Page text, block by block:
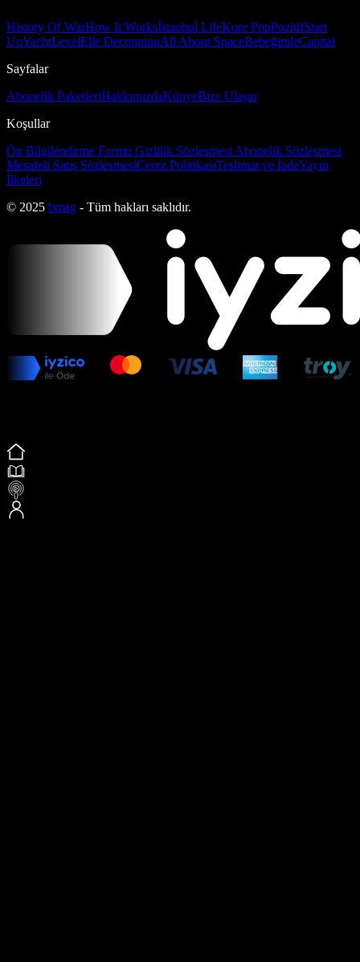
History Of WarHow It Worksİstanbul LifeKore PopPozitifStart
UpYachtLevelElle DecorationAll About SpaceBebeğimleCapital
Sayfalar
Abonelik PaketleriHakkımızdaKünyeBize Ulaşın
Koşullar
Ön Bilgilendirme Formu Gizlilik Sözleşmesi Abonelik Sözleşmesi
Mesafeli Satış SözleşmesiÇerez PolitikasıTeslimat ve İadeYayın
İlkeleri
© 2025 bmag - Tüm hakları saklıdır.